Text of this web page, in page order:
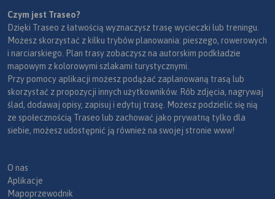
Czym jest Traseo?
Dzięki Traseo z łatwością wyznaczysz trasę wycieczki lub treningu.
Możesz skorzystać z kilku trybów planowania: pieszego, rowerowych
i narciarskiego. Plan trasy zobaczysz na autorskim podkładzie
mapowym z kolorowymi szlakami turystycznymi.
Przy pomocy aplikacji możesz podążać zaplanowaną trasą lub
skorzystać z propozycji innych użytkowników. Rób zdjęcia, nagrywaj
ślad, dodawaj opisy, zapisuj i edytuj trasę. Możesz podzielić się nią
ze społecznością Traseo lub zachować jako prywatną tylko dla
siebie, możesz udostępnić ją również na swojej stronie www!
O nas
Aplikacje
Mapoprzewodnik